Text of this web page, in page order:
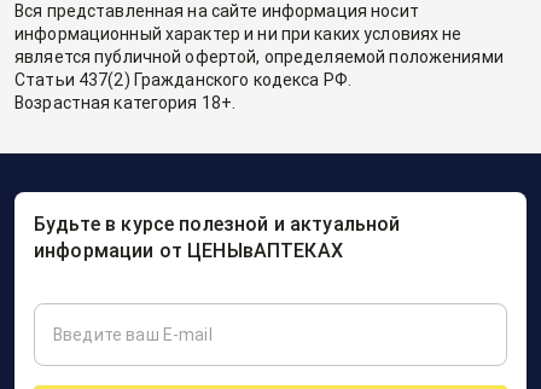
Вся представленная на сайте информация носит
информационный характер и ни при каких условиях не
является публичной офертой, определяемой положениями
Статьи 437(2) Гражданского кодекса РФ.
Возрастная категория 18+.
Будьте в курсе полезной и актуальной
информации от ЦЕНЫвАПТЕКАХ